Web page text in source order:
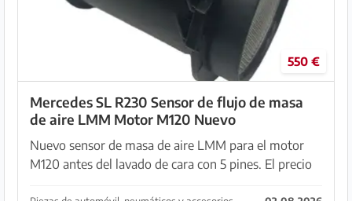
550 €
Mercedes SL R230 Sensor de flujo de masa
de aire LMM Motor M120 Nuevo
Nuevo sensor de masa de aire LMM para el motor
M120 antes del lavado de cara con 5 pines. El precio